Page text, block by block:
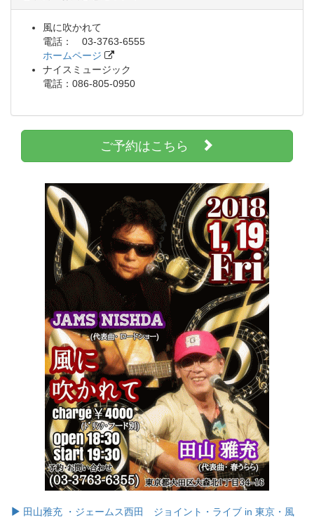
風に吹かれて
電話： 03-3763-6555
ホームページ
ナイスミュージック
電話：086-805-0950
ご予約はこちら
田山雅充 ・ジェームス西田 ジョイント・ライブ in 東京・風